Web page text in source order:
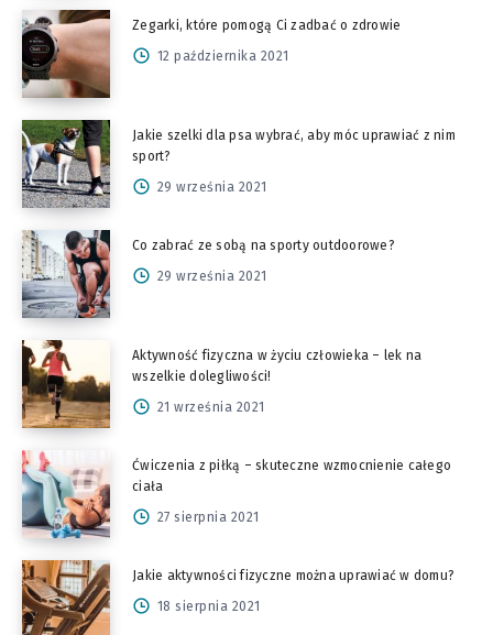
Zegarki, które pomogą Ci zadbać o zdrowie
12 października 2021
Jakie szelki dla psa wybrać, aby móc uprawiać z nim
sport?
29 września 2021
Co zabrać ze sobą na sporty outdoorowe?
29 września 2021
Aktywność fizyczna w życiu człowieka – lek na
wszelkie dolegliwości!
21 września 2021
Ćwiczenia z piłką – skuteczne wzmocnienie całego
ciała
27 sierpnia 2021
Jakie aktywności fizyczne można uprawiać w domu?
18 sierpnia 2021